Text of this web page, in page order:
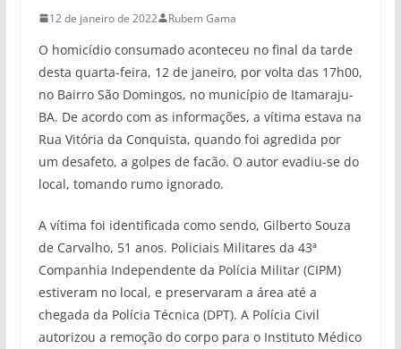
12 de janeiro de 2022 Rubem Gama
O homicídio consumado aconteceu no final da tarde
desta quarta-feira, 12 de janeiro, por volta das 17h00,
no Bairro São Domingos, no município de Itamaraju-
BA. De acordo com as informações, a vítima estava na
Rua Vitória da Conquista, quando foi agredida por
um desafeto, a golpes de facão. O autor evadiu-se do
local, tomando rumo ignorado.
A vítima foi identificada como sendo, Gilberto Souza
de Carvalho, 51 anos. Policiais Militares da 43ª
Companhia Independente da Polícia Militar (CIPM)
estiveram no local, e preservaram a área até a
chegada da Polícia Técnica (DPT). A Polícia Civil
autorizou a remoção do corpo para o Instituto Médico